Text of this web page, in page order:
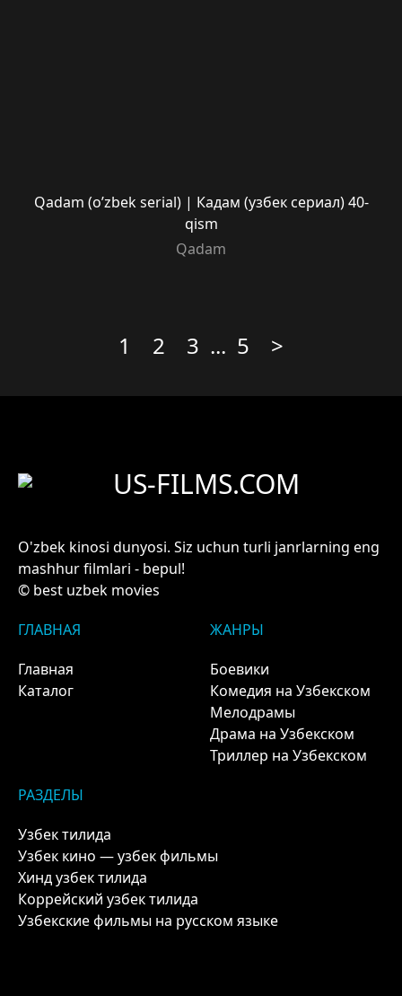
Qadam (o’zbek serial) | Кадам (узбек сериал) 40-
qism
Qadam
1 2 3 ... 5 >
US-FILMS.COM
O'zbek kinosi dunyosi. Siz uchun turli janrlarning eng
mashhur filmlari - bepul!
© best uzbek movies
ГЛАВНАЯ
Главная
Каталог
ЖАНРЫ
Боевики
Комедия на Узбекском
Мелодрамы
Драма на Узбекском
Триллер на Узбекском
РАЗДЕЛЫ
Узбек тилида
Узбек кино — узбек фильмы
Хинд узбек тилида
Коррейский узбек тилида
Узбекские фильмы на русском языке